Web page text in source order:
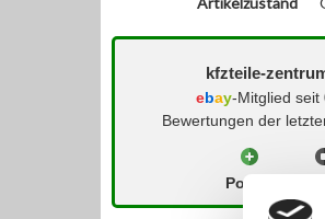
kfzteile-
ebay-Mitglied seit
Bewertungen der
Positiv